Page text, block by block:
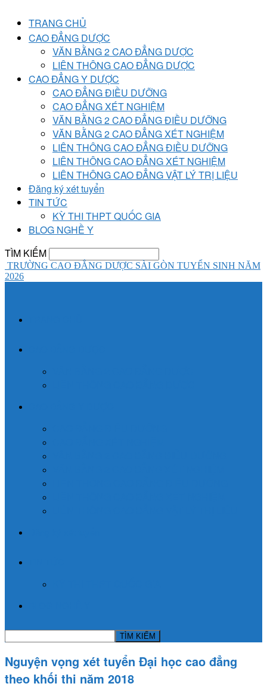
TRANG CHỦ
CAO ĐẲNG DƯỢC
VĂN BẰNG 2 CAO ĐẲNG DƯỢC
LIÊN THÔNG CAO ĐẲNG DƯỢC
CAO ĐẲNG Y DƯỢC
CAO ĐẲNG ĐIỀU DƯỠNG
CAO ĐẲNG XÉT NGHIỆM
VĂN BẰNG 2 CAO ĐẲNG ĐIỀU DƯỠNG
VĂN BẰNG 2 CAO ĐẲNG XÉT NGHIỆM
LIÊN THÔNG CAO ĐẲNG ĐIỀU DƯỠNG
LIÊN THÔNG CAO ĐẲNG XÉT NGHIỆM
LIÊN THÔNG CAO ĐẲNG VẬT LÝ TRỊ LIỆU
Đăng ký xét tuyển
TIN TỨC
KỲ THI THPT QUỐC GIA
BLOG NGHỀ Y
TÌM KIẾM
TRƯỜNG CAO ĐẲNG DƯỢC SÀI GÒN TUYỂN SINH NĂM
2026
Nguyện vọng xét tuyển Đại học cao đẳng
theo khối thi năm 2018